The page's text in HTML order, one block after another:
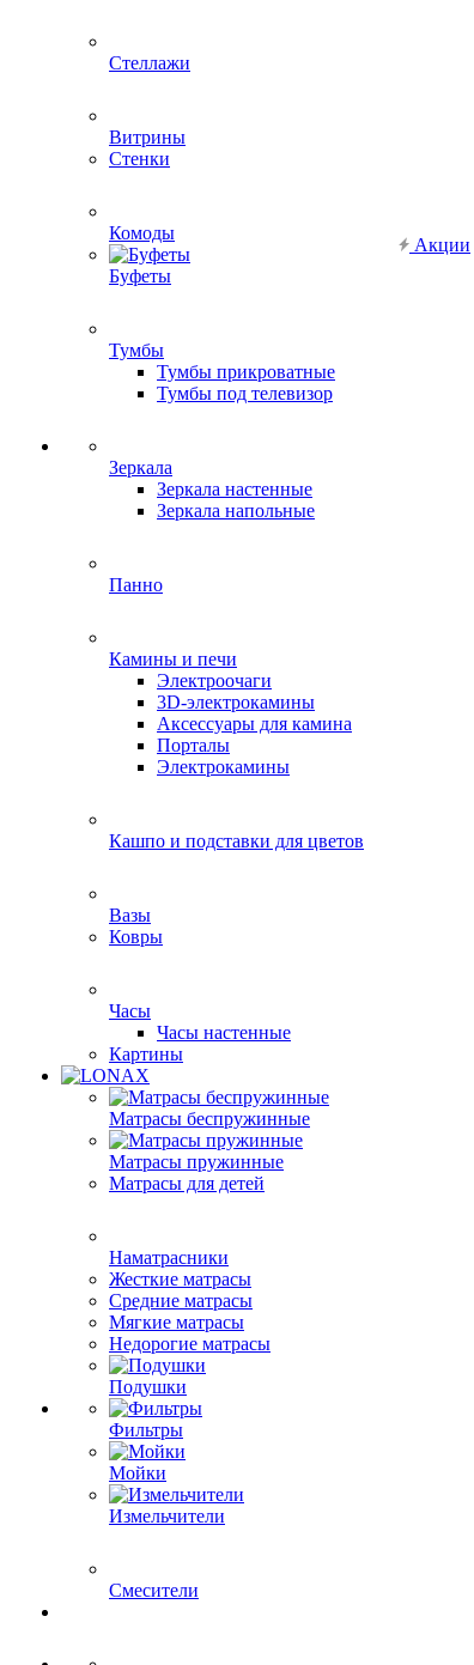
Стеллажи
Витрины
Стенки
Комоды
Буфеты
Тумбы
Тумбы прикроватные
Тумбы под телевизор
Зеркала
Зеркала настенные
Зеркала напольные
Панно
Камины и печи
Электроочаги
3D-электрокамины
Аксессуары для камина
Порталы
Электрокамины
Кашпо и подставки для цветов
Вазы
Ковры
Часы
Часы настенные
Картины
Матрасы беспружинные
Матрасы пружинные
Матрасы для детей
Наматрасники
Жесткие матрасы
Средние матрасы
Мягкие матрасы
Недорогие матрасы
Подушки
Фильтры
Мойки
Измельчители
Смесители
Акции